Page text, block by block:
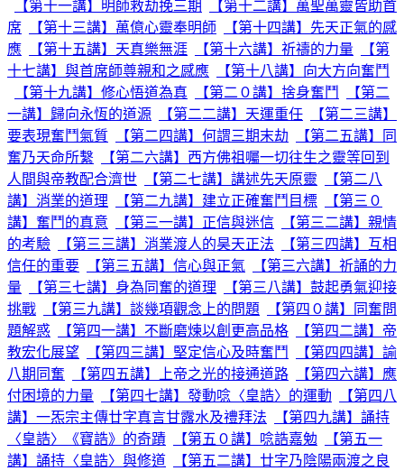
【第十一講】明師救劫挽三期
【第十二講】萬聖萬靈皆助首
席
【第十三講】萬億心靈奉明師
【第十四講】先天正氣的感
應
【第十五講】天真樂無涯 【第十六講】祈禱的力量
【第
十七講】與首席師尊親和之感應
【第十八講】向大方向奮鬥
【第十九講】修心悟道為真
【第二０講】捨身奮鬥
【第二
一講】歸向永恆的道源
【第二二講】天運重任
【第二三講】
要表現奮鬥氣質
【第二四講】何謂三期末劫
【第二五講】同
奮乃天命所繫
【第二六講】西方佛祖囑一切往生之靈等回到
人間與帝教配合濟世
【第二七講】講述先天原靈
【第二八
講】消業的道理
【第二九講】建立正確奮鬥目標
【第三０
講】奮鬥的真意
【第三一講】正信與迷信
【第三二講】親情
的考驗
【第三三講】消業渡人的昊天正法
【第三四講】互相
信任的重要
【第三五講】信心與正氣
【第三六講】祈誦的力
量
【第三七講】身為同奮的道理
【第三八講】鼓起勇氣迎接
挑戰
【第三九講】談幾項觀念上的問題
【第四０講】同奮問
題解惑
【第四一講】不斷磨煉以創更高品格
【第四二講】帝
教宏化展望
【第四三講】堅定信心及時奮鬥
【第四四講】諭
八期同奮
【第四五講】上帝之光的接通道路
【第四六講】應
付困境的力量
【第四七講】發動唸〈皇誥〉的運動
【第四八
講】一炁宗主傳廿字真言甘露水及禮拜法
【第四九講】誦持
〈皇誥〉《寶誥》的奇蹟
【第五０講】唸誥嘉勉
【第五一
講】誦持〈皇誥〉與修道
【第五二講】廿字乃陰陽兩渡之良